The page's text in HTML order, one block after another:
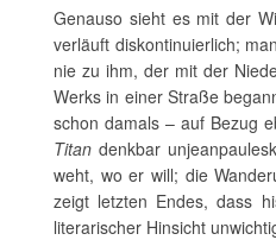
Genauso sieht es mit der
verläuft diskontinuierlich;
nie zu ihm, der mit der
Werks in einer Straße
schon damals – auf Bezug
Titan denkbar
weht, wo er will; die
zeigt letzten Endes, dass
literarischer Hinsicht